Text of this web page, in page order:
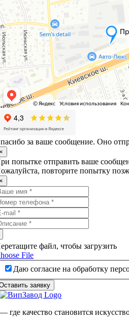
за ваше сообщение. Оно
попытке отправить ваше
повторите попытку
файл, чтобы загрузить
File
Даю согласие на обработку
заявку
— где качество становится